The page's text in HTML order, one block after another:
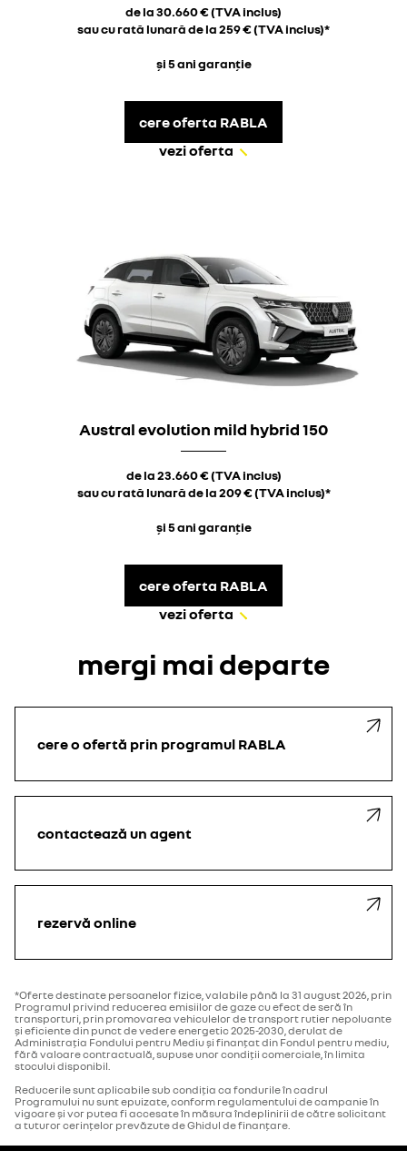
de la 30.660 € (TVA inclus)
sau cu rată lunară de la 259 € (TVA inclus)*
și 5 ani garanție
cere oferta RABLA
vezi oferta
Austral evolution mild hybrid 150
de la 23.660 € (TVA inclus)
sau cu rată lunară de la 209 € (TVA inclus)*
și 5 ani garanție
cere oferta RABLA
vezi oferta
mergi mai departe
cere o ofertă prin programul RABLA
contactează un agent
rezervă online
*Oferte destinate persoanelor fizice, valabile până la 31 august 2026, prin
Programul privind reducerea emisiilor de gaze cu efect de seră în
transporturi, prin promovarea vehiculelor de transport rutier nepoluante
şi eficiente din punct de vedere energetic 2025-2030, derulat de
Administrația Fondului pentru Mediu și finanțat din Fondul pentru mediu,
fără valoare contractuală, supuse unor condiții comerciale, în limita
stocului disponibil.
Reducerile sunt aplicabile sub condiția ca fondurile în cadrul
Programului nu sunt epuizate, conform regulamentului de campanie în
vigoare şi vor putea fi accesate în măsura îndeplinirii de către solicitant
a tuturor cerințelor prevăzute de Ghidul de finanțare.